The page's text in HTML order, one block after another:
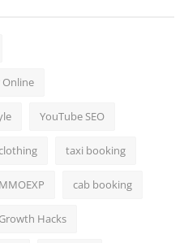
YouTube SEO
taxi booking
MMOEXP cab booking
Hacks